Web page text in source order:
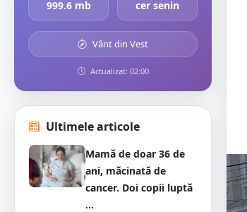
999.6 mb cer senin
Vânt din Vest
Actualizat: 02:00
Ultimele articole
Mamă de doar 36 de
ani, măcinată de
cancer. Doi copii luptă
...